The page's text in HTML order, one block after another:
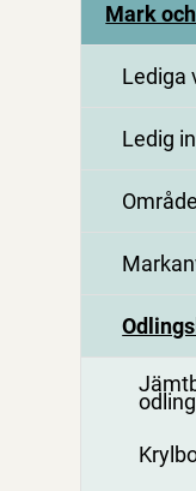
Mark
Lediga
Ledig